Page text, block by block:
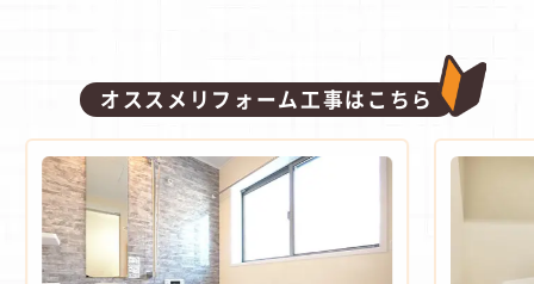
オススメリフォーム工事はこちら